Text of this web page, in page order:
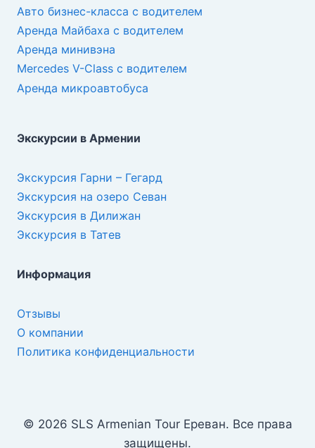
Авто бизнес-класса с водителем
Аренда Майбаха с водителем
Аренда минивэна
Mercedes V-Class с водителем
Аренда микроавтобуса
Экскурсии в Армении
Экскурсия Гарни – Гегард
Экскурсия на озеро Севан
Экскурсия в Дилижан
Экскурсия в Татев
Информация
Отзывы
О компании
Политика конфиденциальности
© 2026 SLS Armenian Tour Ереван. Все права
защищены.